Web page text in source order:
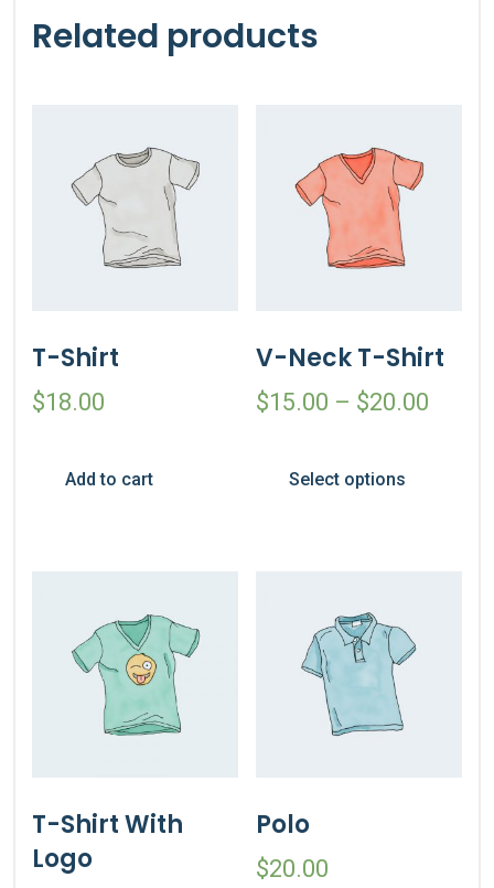
Related products
T-Shirt
$18.00
Add to cart
V-Neck T-Shirt
$15.00 – $20.00
Select options
T-Shirt With
Logo
Polo
$20.00